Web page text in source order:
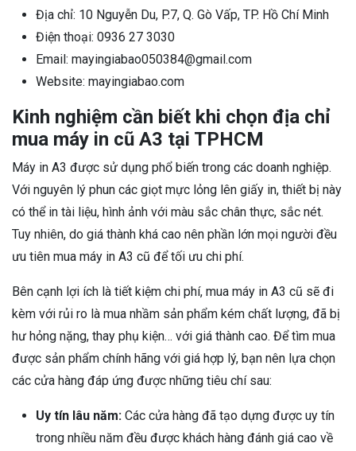
Địa chỉ: 10 Nguyễn Du, P.7, Q. Gò Vấp, TP. Hồ Chí Minh
Điện thoại: 0936 27 3030
Email: mayingiabao050384@gmail.com
Website: mayingiabao.com
Kinh nghiệm cần biết khi chọn địa chỉ
mua máy in cũ A3 tại TPHCM
Máy in A3 được sử dụng phổ biến trong các doanh nghiệp.
Với nguyên lý phun các giọt mực lỏng lên giấy in, thiết bị này
có thể in tài liệu, hình ảnh với màu sắc chân thực, sắc nét.
Tuy nhiên, do giá thành khá cao nên phần lớn mọi người đều
ưu tiên mua máy in A3 cũ để tối ưu chi phí.
Bên cạnh lợi ích là tiết kiệm chi phí, mua máy in A3 cũ sẽ đi
kèm với rủi ro là mua nhầm sản phẩm kém chất lượng, đã bị
hư hỏng nặng, thay phụ kiện… với giá thành cao. Để tìm mua
được sản phẩm chính hãng với giá hợp lý, bạn nên lựa chọn
các cửa hàng đáp ứng được những tiêu chí sau:
Uy tín lâu năm: Các cửa hàng đã tạo dựng được uy tín
trong nhiều năm đều được khách hàng đánh giá cao về